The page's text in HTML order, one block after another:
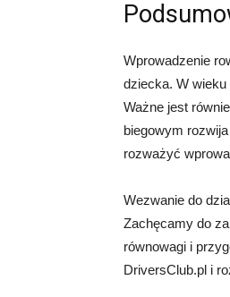
Wprowadzenie
dziecka. W wieku
Ważne jest
biegowym
rozważyć
Wezwanie do
Zachęcamy do
równowagi i
DriversClub.pl i